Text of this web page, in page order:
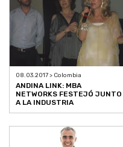
08.03.2017 > Colombia
ANDINA LINK: MBA
NETWORKS FESTEJÓ JUNTO
A LA INDUSTRIA